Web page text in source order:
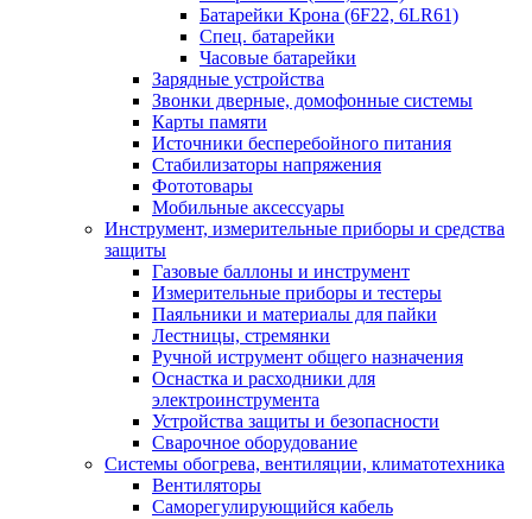
Батарейки Крона (6F22, 6LR61)
Спец. батарейки
Часовые батарейки
Зарядные устройства
Звонки дверные, домофонные системы
Карты памяти
Источники бесперебойного питания
Стабилизаторы напряжения
Фототовары
Мобильные аксессуары
Инструмент, измерительные приборы и средства
защиты
Газовые баллоны и инструмент
Измерительные приборы и тестеры
Паяльники и материалы для пайки
Лестницы, стремянки
Ручной иструмент общего назначения
Оснастка и расходники для
электроинструмента
Устройства защиты и безопасности
Сварочное оборудование
Системы обогрева, вентиляции, климатотехника
Вентиляторы
Саморегулирующийся кабель